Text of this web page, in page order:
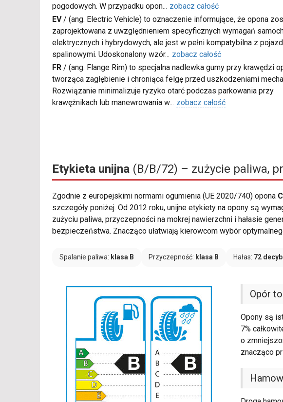
pogodowych. W przypadku opon... zobacz całość
EV/ (ang. Electric Vehicle) to oznaczenie informujące, że opona
zaprojektowana z uwzględnieniem specyficznych wymagań
elektrycznych i hybrydowych, ale jest w pełni kompatybilna z
spalinowymi. Udoskonalony wzór... zobacz całość
FR / (ang. Flange Rim) to specjalna nadlewka gumy przy krawędzi
tworząca zagłębienie i chroniąca felgę przed uszkodzeniami
Rozwiązanie minimalizuje ryzyko otarć podczas parkowania przy
krawężnikach lub manewrowania w... zobacz całość
Etykieta unijna (B/B/72) – zużycie paliwa,
Zgodnie z europejskimi normami ogumienia (UE 2020/740) opona
szczegóły poniżej. Od 2012 roku, unijne etykiety na opony są
zużyciu paliwa, przyczepności na mokrej nawierzchni i hałasie
bezpieczeństwa. Znacząco ułatwiają kierowcom wybór
Spalanie paliwa: klasa B Przyczepność: klasa B Hałas: 72
Opór
Opony są
7%
o
znacząco